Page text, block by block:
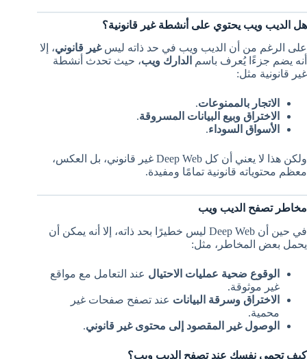
هل الديب ويب يحتوي على أنشطة غير قانونية؟
على الرغم من أن الديب ويب في حد ذاته ليسغير قانوني، إلا
أنه يضم جزءًا يُعرف باسم
الدارك ويب، حيث تحدث أنشطة
غير قانونية مثل:
الاتجار بالممنوعات.
الاختراق وبيع البيانات المسروقة.
الأسواق السوداء.
ولكن هذا لا يعني أن كل Deep Web غير قانوني، بل العكس،
معظم محتوياته قانونية تمامًا ومفيدة.
مخاطر تصفح الديب ويب
في حين أن Deep Web ليس خطيرًا بحد ذاته، إلا أنه يمكن أن
يحمل بعض المخاطر، مثل:
الوقوع ضحية عمليات الاحتيال عند التعامل مع مواقع
غير موثوقة.
الاختراق وسرقة البيانات عند تصفح صفحات غير
محمية.
الوصول غير المقصود إلى محتوى غير قانوني.
كيف تحمي نفسك عند تصفح الديب ويب؟